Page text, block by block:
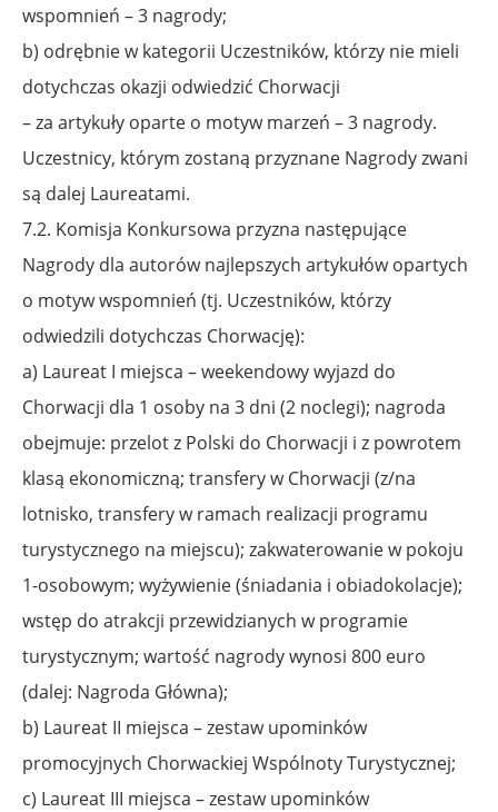
wspomnień – 3 nagrody;
b) odrębnie w kategorii Uczestników, którzy nie mieli
dotychczas okazji odwiedzić Chorwacji
– za artykuły oparte o motyw marzeń – 3 nagrody.
Uczestnicy, którym zostaną przyznane Nagrody zwani
są dalej Laureatami.
7.2. Komisja Konkursowa przyzna następujące
Nagrody dla autorów najlepszych artykułów opartych
o motyw wspomnień (tj. Uczestników, którzy
odwiedzili dotychczas Chorwację):
a) Laureat I miejsca – weekendowy wyjazd do
Chorwacji dla 1 osoby na 3 dni (2 noclegi); nagroda
obejmuje: przelot z Polski do Chorwacji i z powrotem
klasą ekonomiczną; transfery w Chorwacji (z/na
lotnisko, transfery w ramach realizacji programu
turystycznego na miejscu); zakwaterowanie w pokoju
1-osobowym; wyżywienie (śniadania i obiadokolacje);
wstęp do atrakcji przewidzianych w programie
turystycznym; wartość nagrody wynosi 800 euro
(dalej: Nagroda Główna);
b) Laureat II miejsca – zestaw upominków
promocyjnych Chorwackiej Wspólnoty Turystycznej;
c) Laureat III miejsca – zestaw upominków